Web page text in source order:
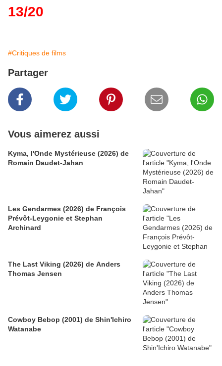
13/20
#Critiques de films
Partager
Vous aimerez aussi
Kyma, l'Onde Mystérieuse (2026) de
Romain Daudet-Jahan
Les Gendarmes (2026) de François
Prévôt-Leygonie et Stephan
Archinard
The Last Viking (2026) de Anders
Thomas Jensen
Cowboy Bebop (2001) de Shin'Ichiro
Watanabe